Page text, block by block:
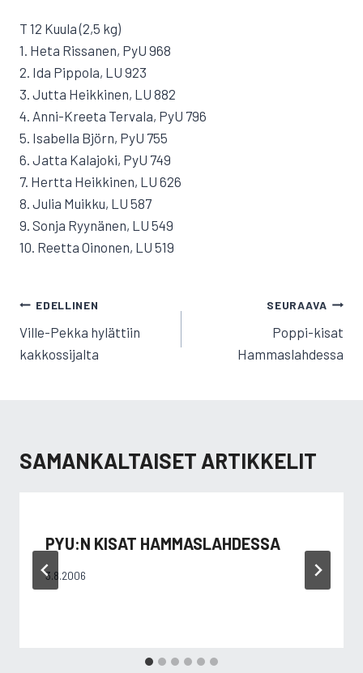
T 12 Kuula (2,5 kg)
1. Heta Rissanen, PyU 968
2. Ida Pippola, LU 923
3. Jutta Heikkinen, LU 882
4. Anni-Kreeta Tervala, PyU 796
5. Isabella Björn, PyU 755
6. Jatta Kalajoki, PyU 749
7. Hertta Heikkinen, LU 626
8. Julia Muikku, LU 587
9. Sonja Ryynänen, LU 549
10. Reetta Oinonen, LU 519
ARTIKKELIEN
SELAUS
EDELLINEN
Ville-Pekka hylättiin
kakkossijalta
SEURAAVA
Poppi-kisat
Hammaslahdessa
SAMANKALTAISET ARTIKKELIT
PYU:N KISAT HAMMASLAHDESSA
3.8.2006